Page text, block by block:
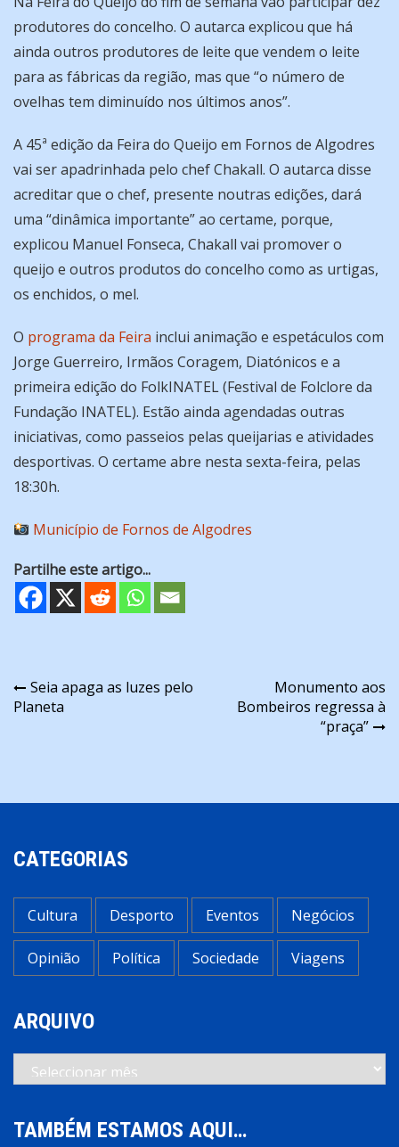
produtores do concelho. O autarca explicou que há
ainda outros produtores de leite que vendem o leite
para as fábricas da região, mas que “o número de
ovelhas tem diminuído nos últimos anos”.
A 45ª edição da Feira do Queijo em Fornos de Algodres
vai ser apadrinhada pelo chef Chakall. O autarca disse
acreditar que o chef, presente noutras edições, dará
uma “dinâmica importante” ao certame, porque,
explicou Manuel Fonseca, Chakall vai promover o
queijo e outros produtos do concelho como as urtigas,
os enchidos, o mel.
O programa da Feira inclui animação e espetáculos com
Jorge Guerreiro, Irmãos Coragem, Diatónicos e a
primeira edição do FolkINATEL (Festival de Folclore da
Fundação INATEL). Estão ainda agendadas outras
iniciativas, como passeios pelas queijarias e atividades
desportivas. O certame abre nesta sexta-feira, pelas
18:30h.
Município de Fornos de Algodres
Partilhe este artigo...
Navegação
de
Seia apaga as luzes pelo
Planeta
Monumento aos
Bombeiros regressa à
“praça”
CATEGORIAS
Cultura Desporto Eventos Negócios
Opinião Política Sociedade Viagens
ARQUIVO
Arquivo
TAMBÉM ESTAMOS AQUI…